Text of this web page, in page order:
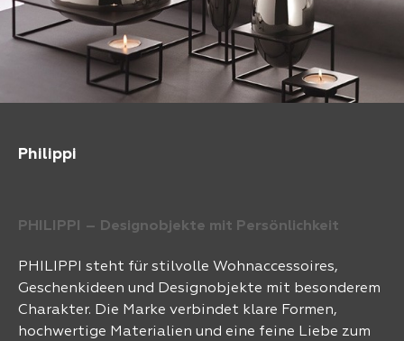
Philippi
PHILIPPI – Designobjekte mit Persönlichkeit
PHILIPPI steht für stilvolle Wohnaccessoires,
Geschenkideen und Designobjekte mit besonderem
Charakter. Die Marke verbindet klare Formen,
hochwertige Materialien und eine feine Liebe zum